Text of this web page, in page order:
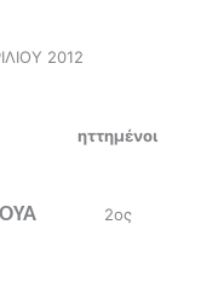
2012
ηττημένοι
2ος